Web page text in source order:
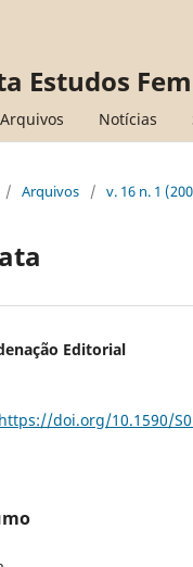
Estudos
Arquivos Notícias
/ Arquivos / v. 16 n. 1
Editorial
https://doi.org/10.1590/